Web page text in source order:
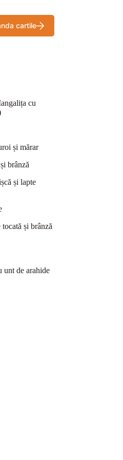
cartile
cu
și mărar
brânză
și lapte
și brânză
unt de arahide